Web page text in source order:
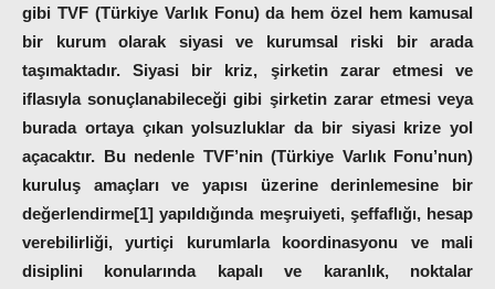
gibi TVF (Türkiye Varlık Fonu) da hem özel hem kamusal
bir kurum olarak siyasi ve kurumsal riski bir arada
taşımaktadır. Siyasi bir kriz, şirketin zarar etmesi ve
iflasıyla sonuçlanabileceği gibi şirketin zarar etmesi veya
burada ortaya çıkan yolsuzluklar da bir siyasi krize yol
açacaktır. Bu nedenle TVF’nin (Türkiye Varlık Fonu’nun)
kuruluş amaçları ve yapısı üzerine derinlemesine bir
değerlendirme[1] yapıldığında meşruiyeti, şeffaflığı, hesap
verebilirliği, yurtiçi kurumlarla koordinasyonu ve mali
disiplini konularında kapalı ve karanlık, noktalar